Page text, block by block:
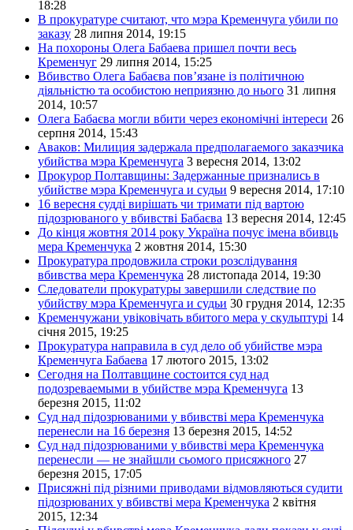
18:28
В прокуратуре считают, что мэра Кременчуга убили по
заказу 28 липня 2014, 19:15
На похороны Олега Бабаева пришел почти весь
Кременчуг 29 липня 2014, 15:25
Вбивство Олега Бабаєва пов’язане із політичною
діяльністю та особистою неприязню до нього 31 липня
2014, 10:57
Олега Бабаєва могли вбити через економічні інтереси 26
серпня 2014, 15:43
Аваков: Милиция задержала предполагаемого заказчика
убийства мэра Кременчуга 3 вересня 2014, 13:02
Прокурор Полтавщины: Задержанные признались в
убийстве мэра Кременчуга и судьи 9 вересня 2014, 17:10
16 вересня судді вирішать чи тримати під вартою
підозрюваного у вбивстві Бабаєва 13 вересня 2014, 12:45
До кінця жовтня 2014 року Україна почує імена вбивць
мера Кременчука 2 жовтня 2014, 15:30
Прокуратура продовжила строки розслідування
вбивства мера Кременчука 28 листопада 2014, 19:30
Следователи прокуратуры завершили следствие по
убийству мэра Кременчуга и судьи 30 грудня 2014, 12:35
Кременчужани увіковічать вбитого мера у скульптурі 14
січня 2015, 19:25
Прокуратура направила в суд дело об убийстве мэра
Кременчуга Бабаева 17 лютого 2015, 13:02
Сегодня на Полтавщине состоится суд над
подозреваемыми в убийстве мэра Кременчуга 13
березня 2015, 11:02
Суд над підозрюваними у вбивстві мера Кременчука
перенесли на 16 березня 13 березня 2015, 14:52
Суд над підозрюваними у вбивстві мера Кременчука
перенесли — не знайшли сьомого присяжного 27
березня 2015, 17:05
Присяжні під різними приводами відмовляються судити
підозрюваних у вбивстві мера Кременчука 2 квітня
2015, 12:34